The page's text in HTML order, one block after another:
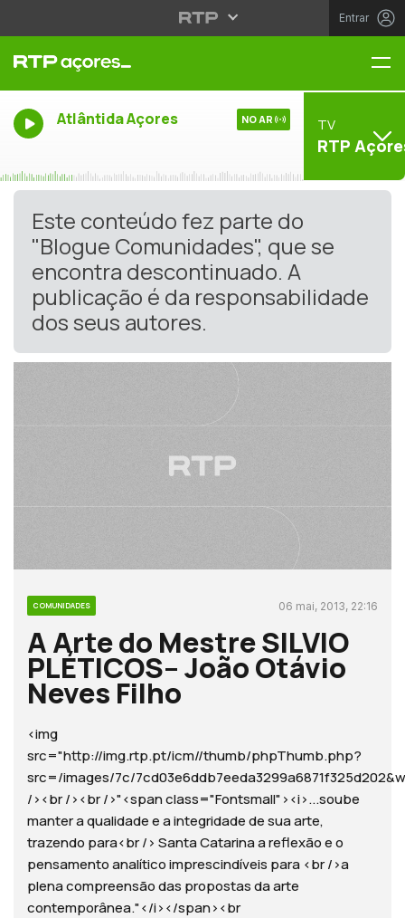
Entrar
Atlântida Açores NO AR TV
RTP
Este conteúdo fez parte do
"Blogue Comunidades", que se
encontra descontinuado. A
publicação é da responsabilidade
dos seus autores.
COMUNIDADES 06 mai, 2013, 22:16
A Arte do Mestre SILVIO
PLÉTICOS– João Otávio
Neves Filho
<img
src="http://img.rtp.pt/icm//thumb/phpThumb.php?
src=/images/7c/
/><br /><br />"<span class="Fontsmall"><i>...soube
manter a qualidade e a integridade de sua arte,
trazendo para<br /> Santa Catarina a reflexão e o
pensamento analítico imprescindíveis para <br />a
plena compreensão das propostas da arte
contemporânea."</i></span><br